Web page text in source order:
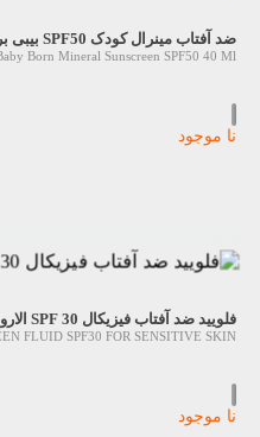
ضد آفتاب مینرال کودک SPF50 بیبی برن
Born Mineral Sunscreen SPF50 40 Ml
نا موجود
فلویید ضد آفتاب فیزیکال SPF 30 الارو
FLUID SPF30 FOR SENSITIVE SKIN
نا موجود